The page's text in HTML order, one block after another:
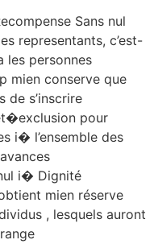
Sans nul
representants, c’est-
les personnes
mien conserve que
de s’inscrire
pour
i� l’ensemble des
i� Dignité
mien réserve
, lesquels auront